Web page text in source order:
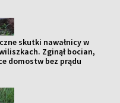
skutki nawałnicy w
Zginął bocian,
domostw bez prądu